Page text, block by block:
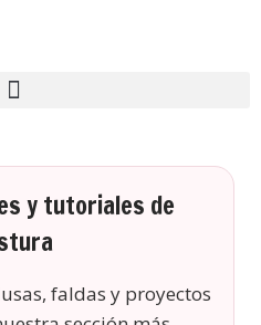
y tutoriales de
faldas y proyectos